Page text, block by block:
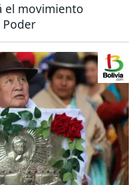
el movimiento